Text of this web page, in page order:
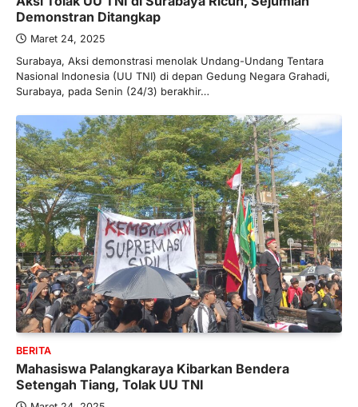
Demonstran Ditangkap
Maret 24, 2025
Surabaya, Aksi demonstrasi menolak Undang-Undang Tentara
Nasional Indonesia (UU TNI) di depan Gedung Negara Grahadi,
Surabaya, pada Senin (24/3) berakhir…
BERITA
Mahasiswa Palangkaraya Kibarkan Bendera
Setengah Tiang, Tolak UU TNI